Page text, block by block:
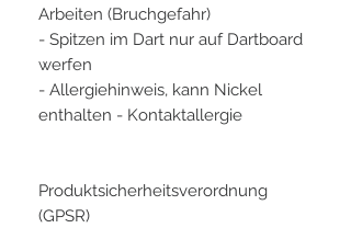
Arbeiten (Bruchgefahr)
- Spitzen im Dart nur auf Dartboard
werfen
- Allergiehinweis, kann Nickel
enthalten - Kontaktallergie
Produktsicherheitsverordnung
(GPSR)